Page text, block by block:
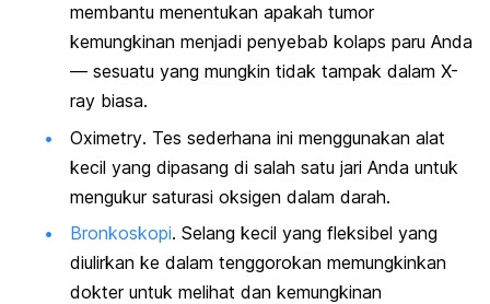
membantu menentukan apakah tumor
kemungkinan menjadi penyebab kolaps paru Anda
— sesuatu yang mungkin tidak tampak dalam X-
ray biasa.
Oximetry. Tes sederhana ini menggunakan alat
kecil yang dipasang di salah satu jari Anda untuk
mengukur saturasi oksigen dalam darah.
Bronkoskopi. Selang kecil yang fleksibel yang
diulirkan ke dalam tenggorokan memungkinkan
dokter untuk melihat dan kemungkinan